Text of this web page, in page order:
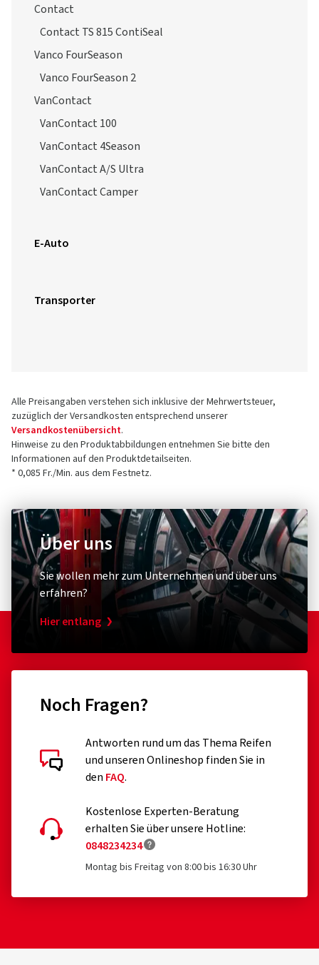
Contact
Contact TS 815 ContiSeal
Vanco FourSeason
Vanco FourSeason 2
VanContact
VanContact 100
VanContact 4Season
VanContact A/S Ultra
VanContact Camper
E-Auto
Transporter
Alle Preisangaben verstehen sich inklusive der Mehrwertsteuer,
zuzüglich der Versandkosten entsprechend unserer
Versandkostenübersicht.
Hinweise zu den Produktabbildungen entnehmen Sie bitte den
Informationen auf den Produktdetailseiten.
* 0,085 Fr./Min. aus dem Festnetz.
Über uns
Sie wollen mehr zum Unternehmen und über uns
erfahren?
Hier entlang
Noch Fragen?
Antworten rund um das Thema Reifen
und unseren Onlineshop finden Sie in
den FAQ.
Kostenlose Experten-Beratung
erhalten Sie über unsere Hotline:
0848234234
Montag bis Freitag von 8:00 bis 16:30 Uhr